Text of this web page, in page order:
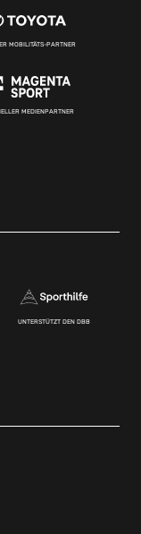
MOBILITÄTS-PARTNER
MEDIENPARTNER
UNTERSTÜTZT DEN DBB